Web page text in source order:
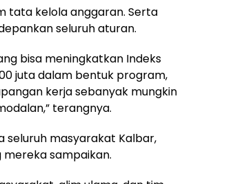
tata kelola anggaran. Serta
seluruh aturan.
bisa meningkatkan Indeks
juta dalam bentuk program,
kerja sebanyak mungkin
terangnya.
seluruh masyarakat Kalbar,
sampaikan.